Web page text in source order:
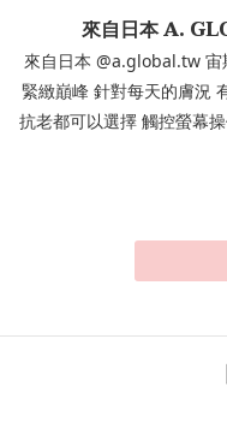
來自日本 A.
來自日本 @a.global.tw 宙
緊緻巔峰 針對每天的膚況
抗老都可以選擇 觸控螢幕
家保養也能這麼輕